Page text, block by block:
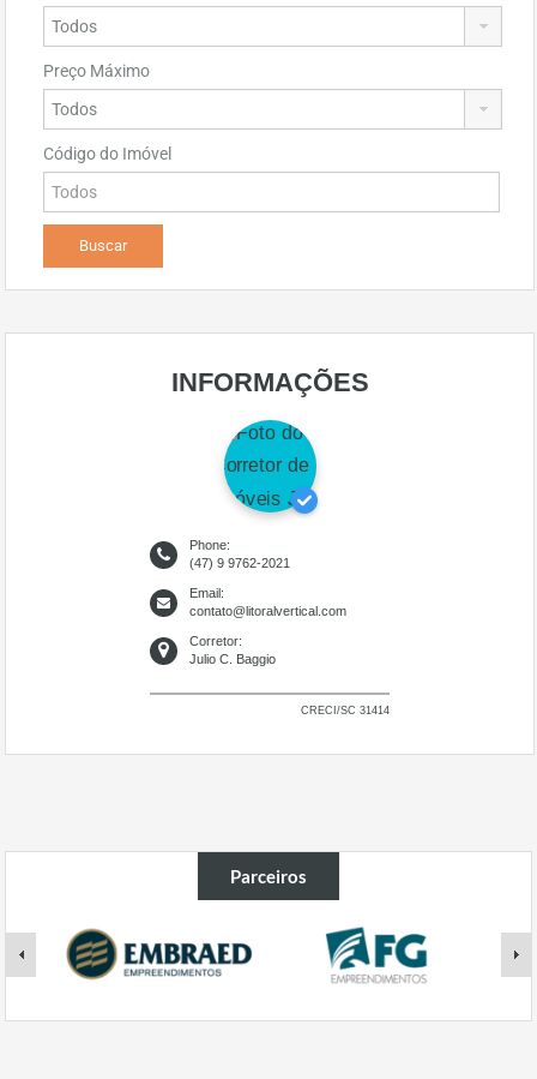
Preço Máximo
Código do Imóvel
INFORMAÇÕES
Phone:
(47) 9 9762-2021
Email:
contato@litoralvertical.com
Corretor:
Julio C. Baggio
CRECI/SC 31414
Parceiros